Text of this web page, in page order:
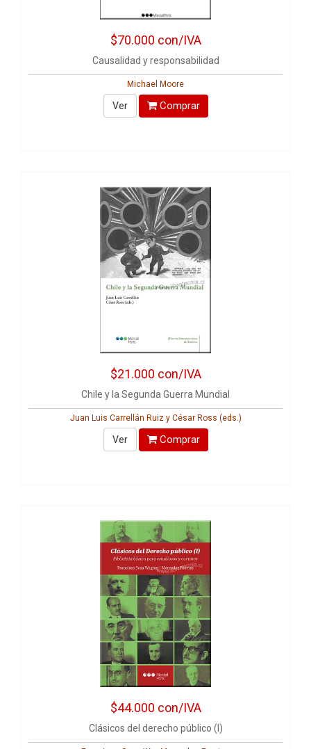
$70.000 con/IVA
Causalidad y responsabilidad
Michael Moore
Ver Comprar
$21.000 con/IVA
Chile y la Segunda Guerra Mundial
Juan Luis Carrellán Ruiz y César Ross (eds.)
Ver Comprar
$44.000 con/IVA
Clásicos del derecho público (I)